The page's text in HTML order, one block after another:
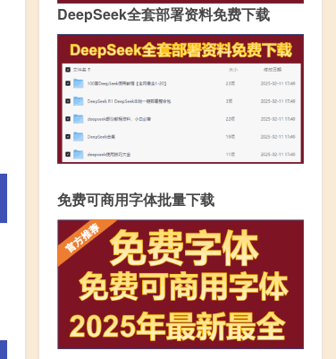
DeepSeek全套部署资料免费下载
免费可商用字体批量下载